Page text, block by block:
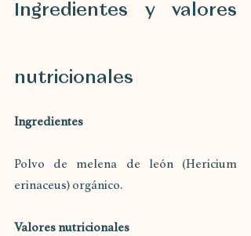
Ingredientes y valores
nutricionales
Ingredientes
Polvo de melena de león (Hericium
erinaceus) orgánico.
Valores nutricionales